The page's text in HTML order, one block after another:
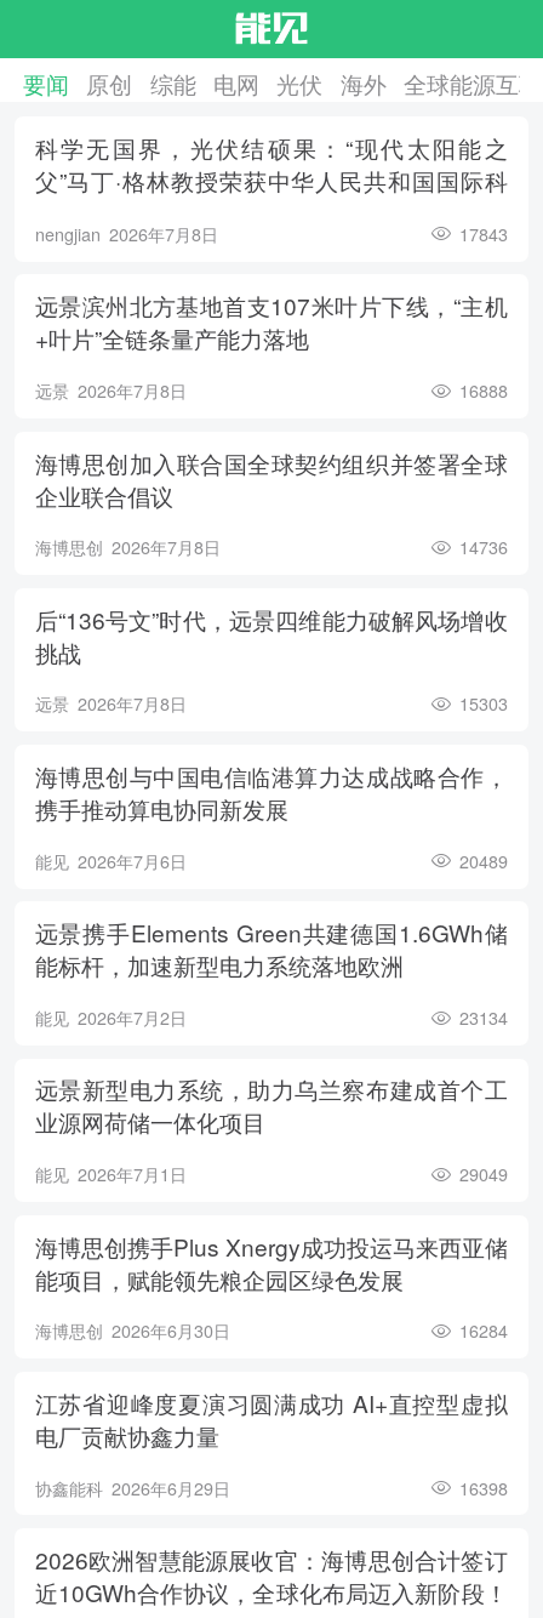
要闻 原创 综能 电网 光伏 海外 全球能源互
科学无国界，光伏结硕果：“现代太阳能之
父”马丁·格林教授荣获中华人民共和国国际科
nengjian 2026年7月8日 17843
远景滨州北方基地首支107米叶片下线，“主机
+叶片”全链条量产能力落地
远景 2026年7月8日 16888
海博思创加入联合国全球契约组织并签署全球
企业联合倡议
海博思创 2026年7月8日 14736
后“136号文”时代，远景四维能力破解风场增收
挑战
远景 2026年7月8日 15303
海博思创与中国电信临港算力达成战略合作，
携手推动算电协同新发展
能见 2026年7月6日 20489
远景携手Elements Green共建德国1.6GWh储
能标杆，加速新型电力系统落地欧洲
能见 2026年7月2日 23134
远景新型电力系统，助力乌兰察布建成首个工
业源网荷储一体化项目
能见 2026年7月1日 29049
海博思创携手Plus Xnergy成功投运马来西亚储
能项目，赋能领先粮企园区绿色发展
海博思创 2026年6月30日 16284
江苏省迎峰度夏演习圆满成功 AI+直控型虚拟
电厂贡献协鑫力量
协鑫能科 2026年6月29日 16398
2026欧洲智慧能源展收官：海博思创合计签订
近10GWh合作协议，全球化布局迈入新阶段！